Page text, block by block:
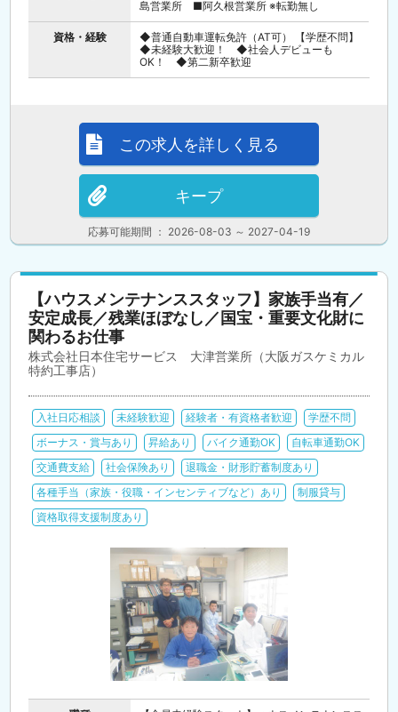
島営業所 ■阿久根営業所 ※転勤無し
資格・経験
◆普通自動車運転免許（AT可） 【学歴不問】
◆未経験大歓迎！ ◆社会人デビューも
OK！ ◆第二新卒歓迎
応募可能期間 ： 2026-08-03 ～ 2027-04-19
この求人を詳しく見る
キープ
【ハウスメンテナンススタッフ】家族手当有／
安定成長／残業ほぼなし／国宝・重要文化財に
関わるお仕事
株式会社日本住宅サービス 大津営業所（大阪ガスケミカル
特約工事店）
入社日応相談 未経験歓迎 経験者・有資格者歓迎
学歴不問
ボーナス・賞与あり
昇給あり バイク通勤OK
自転車通勤OK
交通費支給
社会保険あり
退職金・財形貯蓄制度あり
各種手当（家族・役職・インセンティブなど）あり
制服貸与
資格取得支援制度あり